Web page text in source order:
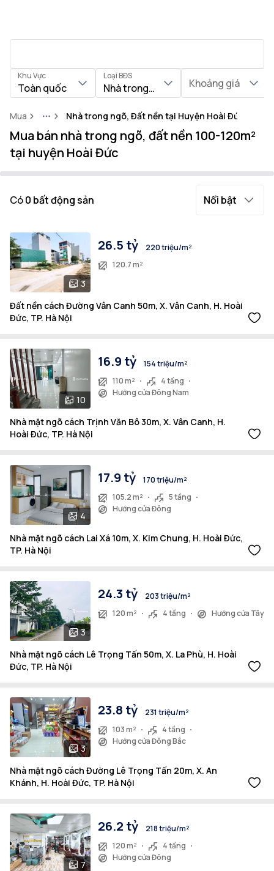
Khu Vực
Toàn quốc
Loại BĐS
Nhà trong ngõ, Đất nềnKhoảng giá
Mua MoreNhà trong ngõ, Đất nền tại Huyện Hoài Đức
Mua bán nhà trong ngõ, đất nền 100-120m²
tại huyện Hoài Đức
Có0 bất động sản Nổi bật
3
26.5 tỷ
220 triệu/m²
120.7 m²
Đất nền cách Đường Vân Canh 50m, X. Vân Canh, H. Hoài
Đức, TP. Hà Nội
10
16.9 tỷ
154 triệu/m²
110 m²
4 tầng
Hướng cửa Đông Nam
Nhà mặt ngõ cách Trịnh Văn Bô 30m, X. Vân Canh, H.
Hoài Đức, TP. Hà Nội
4
17.9 tỷ
170 triệu/m²
105.2 m²
5 tầng
Hướng cửa Đông
Nhà mặt ngõ cách Lai Xá 10m, X. Kim Chung, H. Hoài Đức,
TP. Hà Nội
3
24.3 tỷ
203 triệu/m²
120 m²
4 tầng Hướng cửa Tây
Nhà mặt ngõ cách Lê Trọng Tấn 50m, X. La Phù, H. Hoài
Đức, TP. Hà Nội
3
23.8 tỷ
231 triệu/m²
103 m²
4 tầng
Hướng cửa Đông Bắc
Nhà mặt ngõ cách Đường Lê Trọng Tấn 20m, X. An
Khánh, H. Hoài Đức, TP. Hà Nội
7
26.2 tỷ
218 triệu/m²
120 m²
4 tầng
Hướng cửa Đông